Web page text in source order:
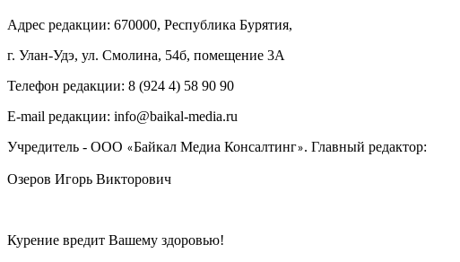
Адрес редакции: 670000, Республика Бурятия,
г. Улан-Удэ, ул. Смолина, 54б, помещение 3А
Телефон редакции: ‎‎8 (924 4) 58 90 90
E-mail редакции: info@baikal-media.ru
Учредитель - ООО «Байкал Медиа Консалтинг». Главный редактор:
Озеров Игорь Викторович
Курение вредит Вашему здоровью!